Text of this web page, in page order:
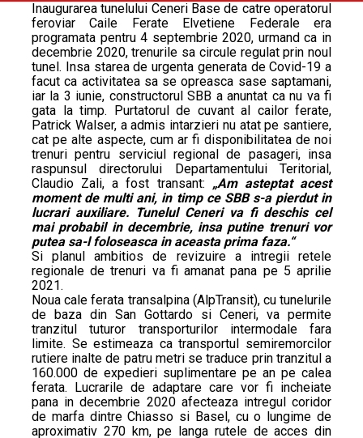
Inaugurarea tunelului Ceneri Base de catre operatorul
feroviar Caile Ferate Elvetiene Federale era
programata pentru 4 septembrie 2020, urmand ca in
decembrie 2020, trenurile sa circule regulat prin noul
tunel. Insa starea de urgenta generata de Covid-19 a
facut ca activitatea sa se opreasca sase saptamani,
iar la 3 iunie, constructorul SBB a anuntat ca nu va fi
gata la timp. Purtatorul de cuvant al cailor ferate,
Patrick Walser, a admis intarzieri nu atat pe santiere,
cat pe alte aspecte, cum ar fi disponibilitatea de noi
trenuri pentru serviciul regional de pasageri, insa
raspunsul directorului Departamentului Teritorial,
Claudio Zali, a fost transant: „Am asteptat acest
moment de multi ani, in timp ce SBB s-a pierdut in
lucrari auxiliare. Tunelul Ceneri va fi deschis cel
mai probabil in decembrie, insa putine trenuri vor
putea sa-l foloseasca in aceasta prima faza.“
Si planul ambitios de revizuire a intregii retele
regionale de trenuri va fi amanat pana pe 5 aprilie
2021.
Noua cale ferata transalpina (AlpTransit), cu tunelurile
de baza din San Gottardo si Ceneri, va permite
tranzitul tuturor transporturilor intermodale fara
limite. Se estimeaza ca transportul semiremorcilor
rutiere inalte de patru metri se traduce prin tranzitul a
160.000 de expedieri suplimentare pe an pe calea
ferata. Lucrarile de adaptare care vor fi incheiate
pana in decembrie 2020 afecteaza intregul coridor
de marfa dintre Chiasso si Basel, cu o lungime de
aproximativ 270 km, pe langa rutele de acces din